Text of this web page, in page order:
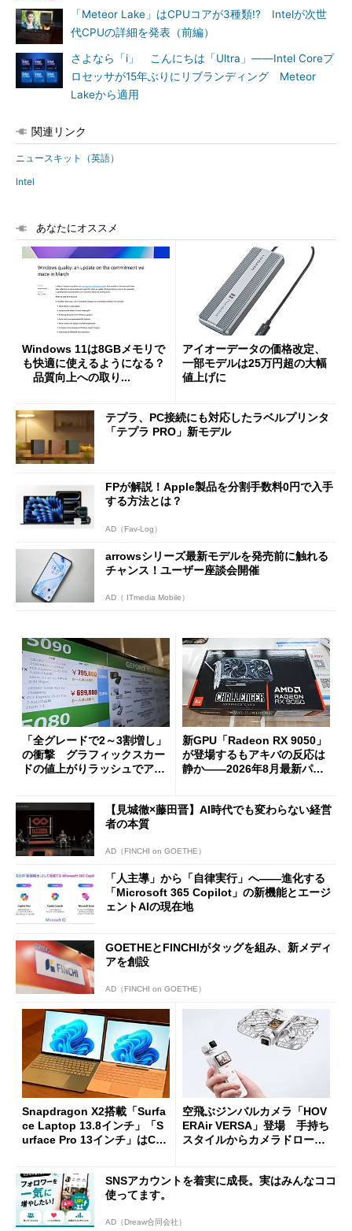
「Meteor Lake」はCPUコアが3種類!? Intelが次世
代CPUの詳細を発表（前編）
さよなら「i」 こんにちは「Ultra」――Intel Coreプ
ロセッサが15年ぶりにリブランディング Meteor
Lakeから適用
関連リンク
ニュースキット（英語）
Intel
あなたにオススメ
Windows 11は8GBメモリで
も快適に使えるようになる？
品質向上への取り...
アイオーデータの価格改定、
一部モデルは25万円超の大幅
値上げに
テプラ、PC接続にも対応したラベルプリンタ
「テプラ PRO」新モデル
FPが解説！Apple製品を分割手数料0円で入手
する方法とは？
AD（Fav-Log）
arrowsシリーズ最新モデルを発売前に触れる
チャンス！ユーザー座談会開催
AD（ ITmedia Mobile）
「全グレードで2～3割増し」
の衝撃 グラフィックスカー
ドの値上がりラッシュでアキ
新GPU「Radeon RX 9050」
が登場するもアキバの反応は
静か――2026年8月最新パー
【見城徹×藤田晋】AI時代でも変わらない経営
者の本質
AD（FINCHI on GOETHE）
「人主導」から「自律実行」へ――進化する
「Microsoft 365 Copilot」の新機能とエージ
ェントAIの現在地
GOETHEとFINCHIがタッグを組み、新メディ
アを創設
AD（FINCHI on GOETHE）
Snapdragon X2搭載「Surfa
ce Laptop 13.8インチ」「S
urface Pro 13インチ」はCop
た
空飛ぶジンバルカメラ「HOV
ERAir VERSA」登場 手持ち
スタイルからカメラドローン
SNSアカウントを着実に成長。実はみんなココ
使ってます。
AD（Dreaw合同会社）